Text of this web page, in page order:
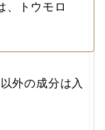
、トウモロ
外の成分は入